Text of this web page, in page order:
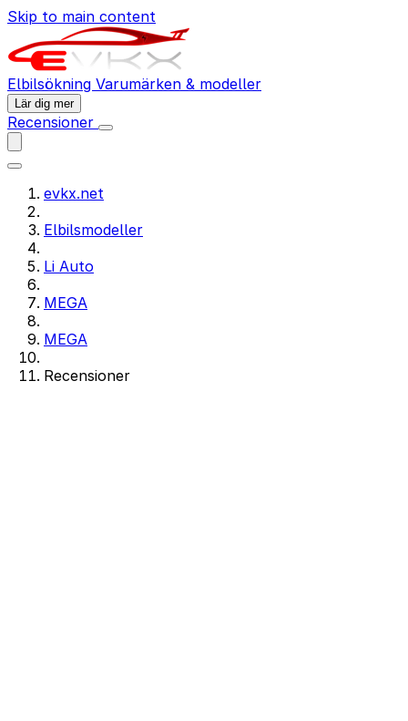
Skip to main content
Elbilsökning Varumärken & modeller
Lär dig mer
Recensioner
evkx.net
Elbilsmodeller
Li Auto
MEGA
MEGA
Recensioner